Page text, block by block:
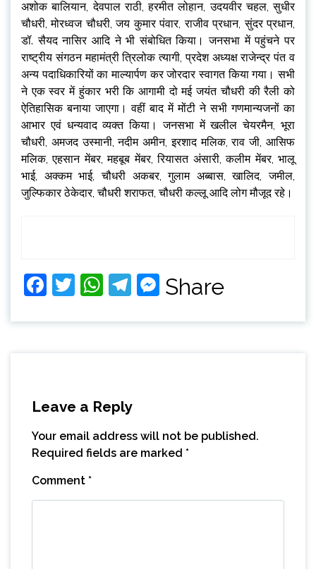
अशोक बालियान, देवपाल राठी, हरमीत लोहान, उदयवीर चहल, सुधीर
चौधरी, मोरध्वज चौधरी, जय कुमार पंवार, राजीव प्रधान, सुंदर प्रधान,
डॉ. सैयद नासिर आदि ने भी संबोधित किया। जनसभा में पहुंचने पर
राष्ट्रीय संगठन महामंत्री त्रिलोक त्यागी, प्रदेश अध्यक्ष राजेन्द्र पंत व
अन्य पदाधिकारियों का माल्यार्पण कर जोरदार स्वागत किया गया। सभी
ने एक स्वर में हुंकार भरी कि आगामी दो मई जयंत चौधरी की रैली को
ऐतिहासिक बनाया जाएगा। वहीं बाद में मोंटी ने सभी गणमान्यजनों का
आभार एवं धन्यवाद व्यक्त किया। जनसभा में खलील चेयरमैन, भूरा
चौधरी, अमजद उस्मानी, नदीम अमीन, इरशाद मलिक, राव जी, आसिफ
मलिक, एहसान मेंबर, महबूब मेंबर, रियासत अंसारी, कलीम मेंबर, भालू
भाई, अक्कम भाई, चौधरी अकबर, गुलाम अब्बास, खालिद, जमील,
जुल्फिकार ठेकेदार, चौधरी शराफत, चौधरी कल्लू आदि लोग मौजूद रहे।
Facebook
Twitter
WhatsApp
Telegram
Messenger
Share
Leave a Reply
Your email address will not be published.
Required fields are marked *
Comment *